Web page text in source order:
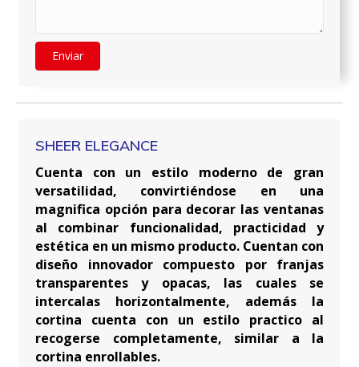
Enviar
SHEER ELEGANCE
Cuenta con un estilo moderno de gran
versatilidad, convirtiéndose en una
magnifica opción para decorar las ventanas
al combinar funcionalidad, practicidad y
estética en un mismo producto. Cuentan con
diseño innovador compuesto por franjas
transparentes y opacas, las cuales se
intercalas horizontalmente, además la
cortina cuenta con un estilo practico al
recogerse completamente, similar a la
cortina enrollables.